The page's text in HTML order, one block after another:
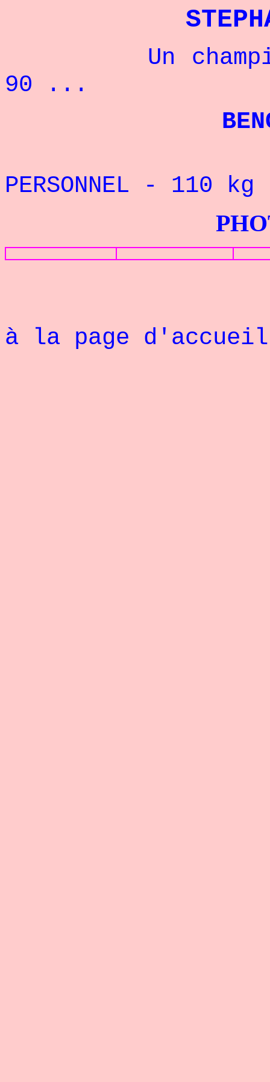
Un champion
90 ...
PERSONNEL - 110
PHOTOS
à la page